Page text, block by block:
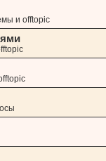
и offtopic